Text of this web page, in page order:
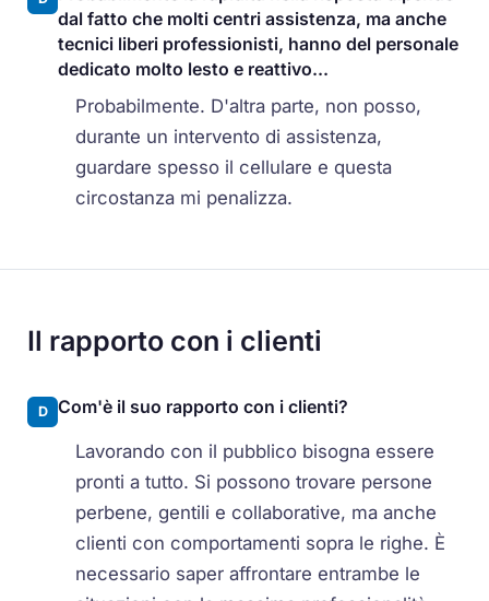
dal fatto che molti centri assistenza, ma anche
tecnici liberi professionisti, hanno del personale
dedicato molto lesto e reattivo...
Probabilmente. D'altra parte, non posso,
durante un intervento di assistenza,
guardare spesso il cellulare e questa
circostanza mi penalizza.
Il rapporto con i clienti
D Com'è il suo rapporto con i clienti?
Lavorando con il pubblico bisogna essere
pronti a tutto. Si possono trovare persone
perbene, gentili e collaborative, ma anche
clienti con comportamenti sopra le righe. È
necessario saper affrontare entrambe le